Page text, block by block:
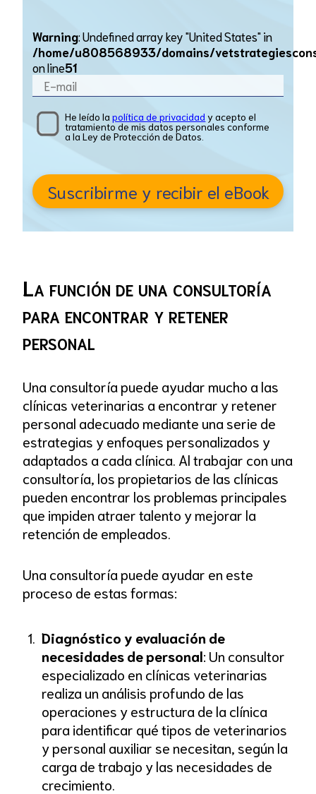
He leído lapolítica de privacidad y acepto el
tratamiento de mis datos personales conforme
a la Ley de Protección de Datos.
Suscribirme y recibir el eBook
Warning: Undefined array key "United States" in
/home/u808568933/domains/
on line51
La función de una consultoría
para encontrar y retener
personal
Una consultoría puede ayudar mucho a las
clínicas veterinarias a encontrar y retener
personal adecuado mediante una serie de
estrategias y enfoques personalizados y
adaptados a cada clínica. Al trabajar con una
consultoría, los propietarios de las clínicas
pueden encontrar los problemas principales
que impiden atraer talento y mejorar la
retención de empleados.
Una consultoría puede ayudar en este
proceso de estas formas:
Diagnóstico y evaluación de
necesidades de personal: Un consultor
especializado en clínicas veterinarias
realiza un análisis profundo de las
operaciones y estructura de la clínica
para identificar qué tipos de veterinarios
y personal auxiliar se necesitan, según la
carga de trabajo y las necesidades de
crecimiento.